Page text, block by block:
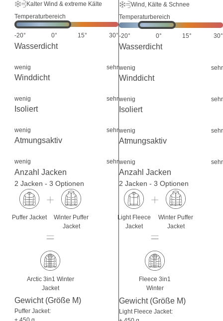
Kalter Wind & extreme Kälte
Temperaturbereich
-20° 0° 15° 30°
Wasserdicht
wenig sehr
Winddicht
wenig sehr
Isoliert
wenig sehr
Atmungsaktiv
wenig sehr
Anzahl Jacken
2 Jacken - 3 Optionen
Puffer Jacket
Winter Puffer
Jacket
Arctic 3in1 Winter
Jacket
Gewicht (Größe M)
Puffer Jacket:
Wind, Kälte & Schnee
Temperaturbereich
-20° 0° 15° 30°
Wasserdicht
wenig sehr
Winddicht
wenig sehr
Isoliert
wenig sehr
Atmungsaktiv
wenig sehr
Anzahl Jacken
2 Jacken - 3 Optionen
Light Fleece
Jacket
Winter Puffer
Jacket
Fleece 3in1
Winter
Gewicht (Größe M)
Light Fleece Jacket: